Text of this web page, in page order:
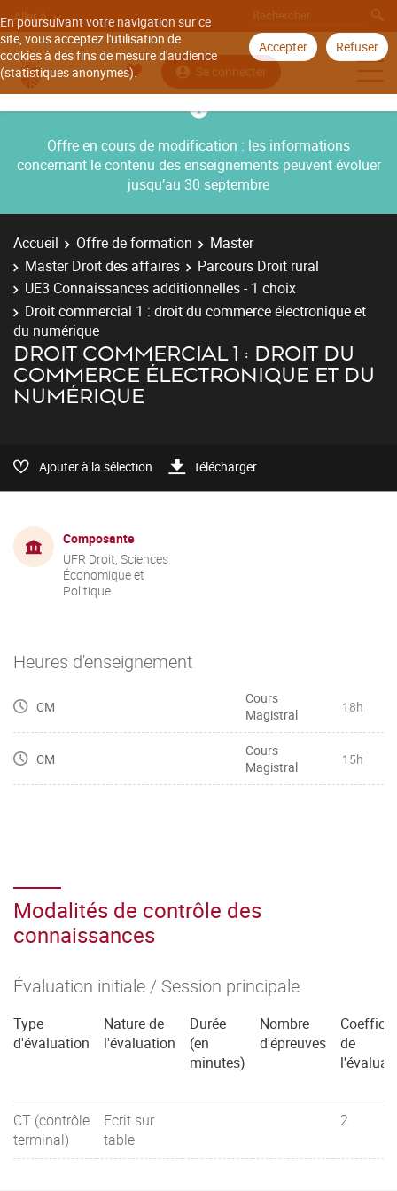
En poursuivant votre navigation sur ce
site, vous acceptez l'utilisation de
cookies à des fins de mesure d'audience
(statistiques anonymes).
Accepter Refuser
Aller à
Se connecter
Offre en cours de modification : les informations
concernant le contenu des enseignements peuvent évoluer
jusqu’au 30 septembre
Accueil Offre de formation
Master
Master Droit des affaires
Parcours Droit rural
UE3 Connaissances additionnelles - 1 choix
Droit commercial 1 : droit du commerce électronique et
du numérique
DROIT COMMERCIAL 1 : DROIT DU
COMMERCE ÉLECTRONIQUE ET DU
NUMÉRIQUE
Ajouter à la sélection Télécharger
Composante
UFR Droit, Sciences
Économique et
Politique
Heures d'enseignement
CM
Cours
Magistral
18h
CM
Cours
Magistral
15h
Modalités de contrôle des
connaissances
Évaluation initiale / Session principale
Type
d'évaluation
Nature de
l'évaluation
Durée
(en
minutes)
Nombre
d'épreuves
de
CT (contrôle
terminal)
Ecrit sur
table
2